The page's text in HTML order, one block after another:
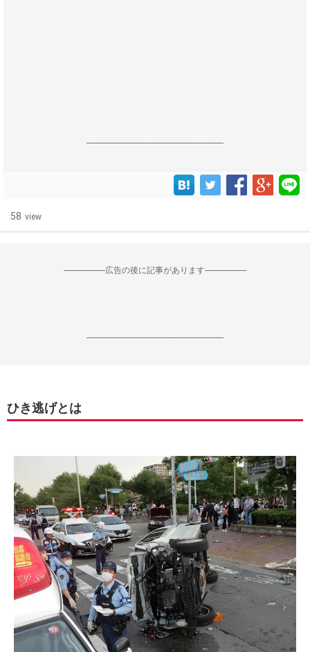
------------------------------------------------------------------
58 view
--------------------広告の後に記事があります--------------------
------------------------------------------------------------------
ひき逃げとは